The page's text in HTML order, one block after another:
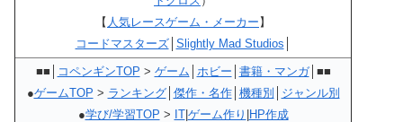
【 人気レースゲーム・メーカー】
コードマスターズ│ Slightly Mad Studios
■■│ コペンギンTOP > ゲーム ホビー 書籍・マンガ│■■
●ゲームTOP > ランキング│ 傑作・名作│ 機種別
ジャンル別
●学び/学習TOP > IT|ゲーム作り |HP作成